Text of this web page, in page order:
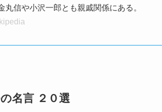
丸信や小沢一郎とも親戚関係にある。
名言 ２０選